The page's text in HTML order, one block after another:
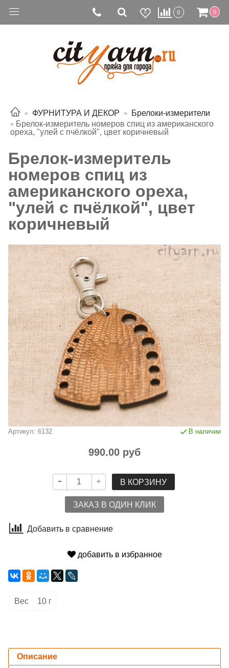
0 0 0
ФУРНИТУРА И ДЕКОР
Брелоки-измерители
Брелок-измеритель номеров спиц из американского
ореха, "улей с пчёлкой", цвет коричневый
Брелок-измеритель
номеров спиц из
американского ореха,
"улей с пчёлкой", цвет
коричневый
Артикул: 6132 В наличии
990.00 руб
В КОРЗИНУ
ЗАКАЗ В ОДИН КЛИК
Добавить в сравнение
добавить в избранное
Вес 10 г
Описание